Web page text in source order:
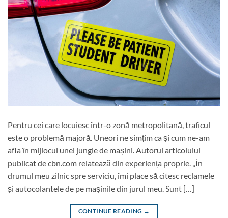
Pentru cei care locuiesc într-o zonă metropolitană, traficul
este o problemă majoră. Uneori ne simțim ca și cum ne-am
afla în mijlocul unei jungle de mașini. Autorul articolului
publicat de cbn.com relatează din experiența proprie. „În
drumul meu zilnic spre serviciu, îmi place să citesc reclamele
și autocolantele de pe mașinile din jurul meu. Sunt […]
CONTINUE READING →